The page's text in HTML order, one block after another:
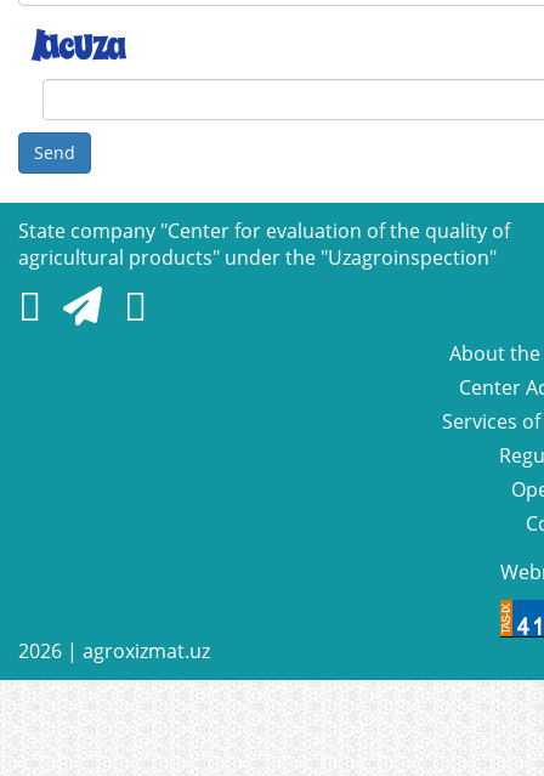
Send
State company "Сenter for evaluation of the quality of
agricultural products" under the "Uzagroinspection"
About
Center
Services
2026 | agroxizmat.uz